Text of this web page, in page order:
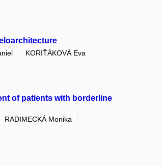
KORIŤÁKOVÁ Eva
of patients with borderline
RADIMECKÁ Monika